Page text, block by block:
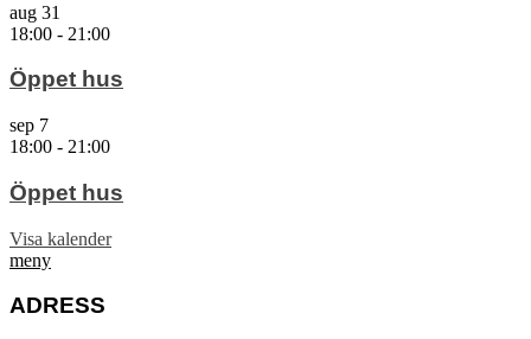
aug 31
18:00 - 21:00
Öppet hus
sep 7
18:00 - 21:00
Öppet hus
Visa kalender
meny
ADRESS